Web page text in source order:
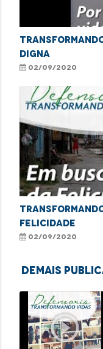
digna
02/09/2020
felicidade
02/09/2020
Demais
play_circle_outline